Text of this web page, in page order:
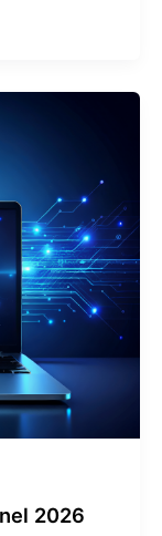
2026